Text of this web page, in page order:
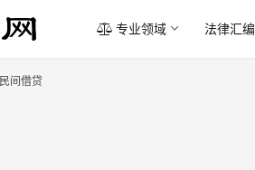
专业领域 法律汇编
民间借贷